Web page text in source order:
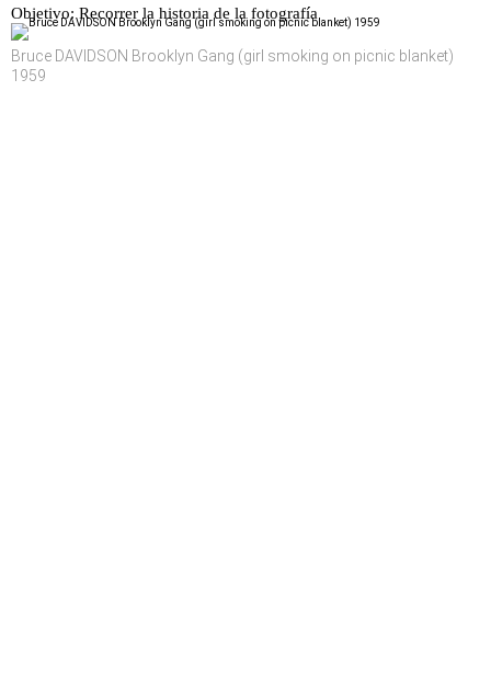
Objetivo: Recorrer la historia de la fotografía
Bruce DAVIDSON Brooklyn Gang (girl smoking on picnic blanket)
1959